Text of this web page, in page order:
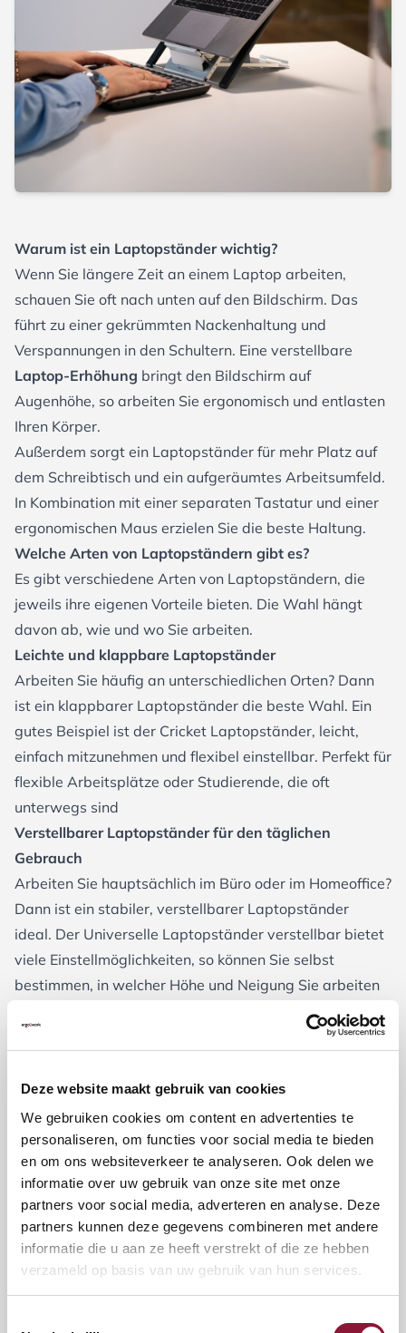
Deze website maakt gebruik van cookies
We gebruiken cookies om content en advertenties te
personaliseren, om functies voor social media te bieden
en om ons websiteverkeer te analyseren. Ook delen we
informatie over uw gebruik van onze site met onze
partners voor social media, adverteren en analyse. Deze
partners kunnen deze gegevens combineren met andere
informatie die u aan ze heeft verstrekt of die ze hebben
verzameld op basis van uw gebruik van hun services.
Warum ist ein Laptopständer wichtig?
Wenn Sie längere Zeit an einem Laptop arbeiten,
schauen Sie oft nach unten auf den Bildschirm. Das
führt zu einer gekrümmten Nackenhaltung und
Verspannungen in den Schultern. Eine verstellbare
Laptop-Erhöhung bringt den Bildschirm auf
Augenhöhe, so arbeiten Sie ergonomisch und entlasten
Ihren Körper.
Außerdem sorgt ein Laptopständer für mehr Platz auf
dem Schreibtisch und ein aufgeräumtes Arbeitsumfeld.
In Kombination mit einer separaten Tastatur und einer
ergonomischen Maus erzielen Sie die beste Haltung.
Welche Arten von Laptopständern gibt es?
Es gibt verschiedene Arten von Laptopständern, die
jeweils ihre eigenen Vorteile bieten. Die Wahl hängt
davon ab, wie und wo Sie arbeiten.
Leichte und klappbare Laptopständer
Arbeiten Sie häufig an unterschiedlichen Orten? Dann
ist ein klappbarer Laptopständer die beste Wahl. Ein
gutes Beispiel ist der Cricket Laptopständer, leicht,
einfach mitzunehmen und flexibel einstellbar. Perfekt für
flexible Arbeitsplätze oder Studierende, die oft
unterwegs sind
Verstellbarer Laptopständer für den täglichen
Gebrauch
Arbeiten Sie hauptsächlich im Büro oder im Homeoffice?
Dann ist ein stabiler, verstellbarer Laptopständer
ideal. Der Universelle Laptopständer verstellbar bietet
viele Einstellmöglichkeiten, so können Sie selbst
bestimmen, in welcher Höhe und Neigung Sie arbeiten
möchten. Er eignet sich für verschiedene Laptopgrößen
Wenn Sie das Beste Ergonomie und Qualität suchen, ist
derRoost V3 Laptopständereine ausgezeichnete
Wahl. Er ist stabil, leicht und einfach
zusammenklappbar. Dank seines durchdachten
Designs bleibt Ihr Laptop auch bei intensiver Nutzung
sicher stehen.
Worauf sollten Sie bei der Auswahl eines
Laptopständers achten?